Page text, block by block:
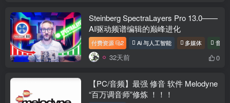
Steinberg SpectraLayers Pro 13.0——
AI驱动频谱编辑的巅峰进化
付费资源 2 Ai 与人工智能 多媒体 音频
32天前 0
【PC/音频】最强 修音 软件 Melodyne
“百万调音师”修炼 ！！！